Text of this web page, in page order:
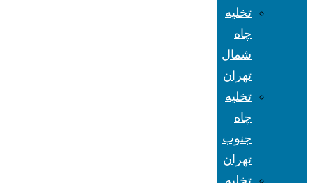
تخلیه
چاه
شمال
تهران
تخلیه
چاه
جنوب
تهران